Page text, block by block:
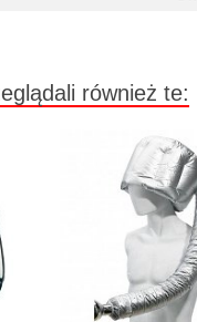
również te: